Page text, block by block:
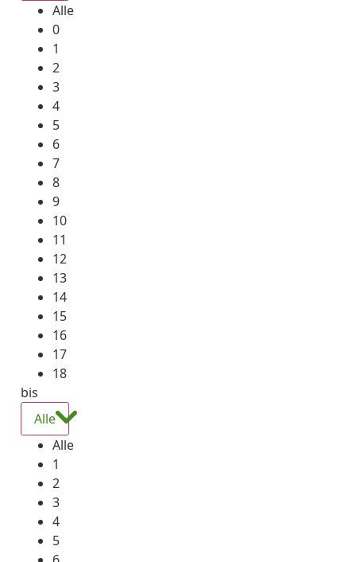
Alle
0
1
2
3
4
5
6
7
8
9
10
11
12
13
14
15
16
17
18
bis
Alle
Alle
1
2
3
4
5